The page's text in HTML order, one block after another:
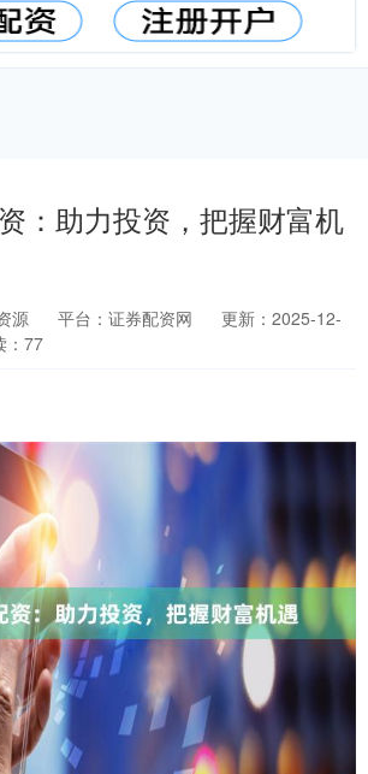
：助力投资，把握财富机
源 平台：证券配资网
更新：2025-12-
：77